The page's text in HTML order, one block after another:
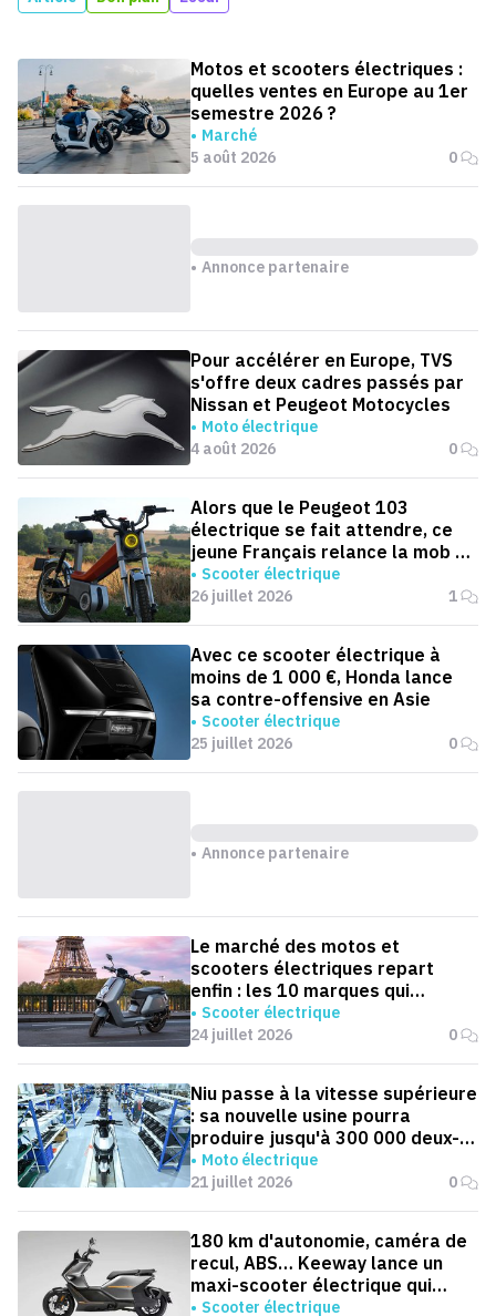
Motos et scooters électriques :
quelles ventes en Europe au 1er
semestre 2026 ?
Marché
5 août 2026
0
Annonce partenaire
Pour accélérer en Europe, TVS
s'offre deux cadres passés par
Nissan et Peugeot Motocycles
Moto électrique
4 août 2026
0
Alors que le Peugeot 103
électrique se fait attendre, ce
jeune Français relance la mob en
version électrique
Scooter électrique
26 juillet 2026
1
Avec ce scooter électrique à
moins de 1 000 €, Honda lance
sa contre-offensive en Asie
Scooter électrique
25 juillet 2026
0
Annonce partenaire
Le marché des motos et
scooters électriques repart
enfin : les 10 marques qui
dominent la France
Scooter électrique
24 juillet 2026
0
Niu passe à la vitesse supérieure
: sa nouvelle usine pourra
produire jusqu'à 300 000 deux-
roues électriques par an
Moto électrique
21 juillet 2026
0
180 km d'autonomie, caméra de
recul, ABS… Keeway lance un
maxi-scooter électrique qui
défie le BMW CE 04
Scooter électrique